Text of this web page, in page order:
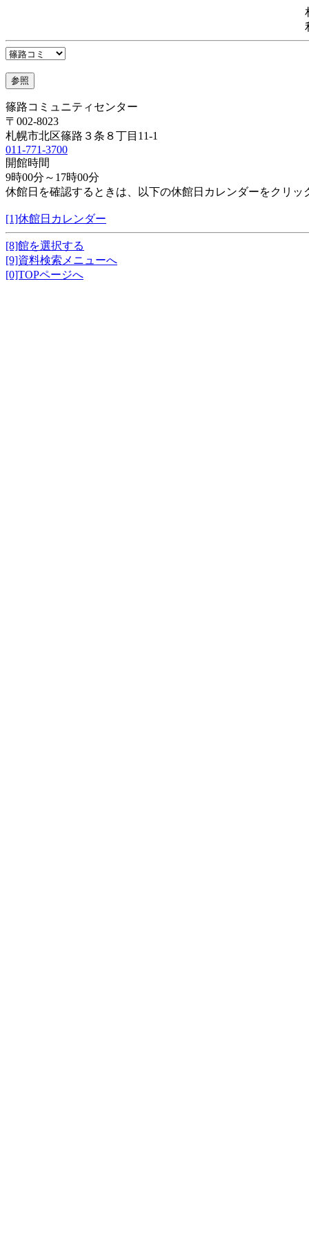
篠路コミュニティセンター
〒002-8023
札幌市北区篠路３条８丁目11-1
011-771-3700
開館時間
9時00分～17時00分
休館日を確認するときは、以下の休館日カレンダーをクリッ
[1]休館日カレンダー
[8]館を選択する
[9]資料検索メニューへ
[0]TOPページへ